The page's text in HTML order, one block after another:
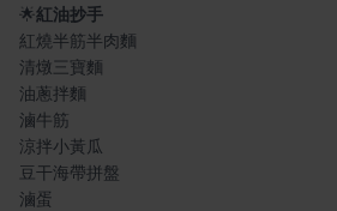
🌟紅油抄手
紅燒半筋半肉麵
清燉三寶麵
油蔥拌麵
滷牛筋
涼拌小黃瓜
豆干海帶拼盤
滷蛋